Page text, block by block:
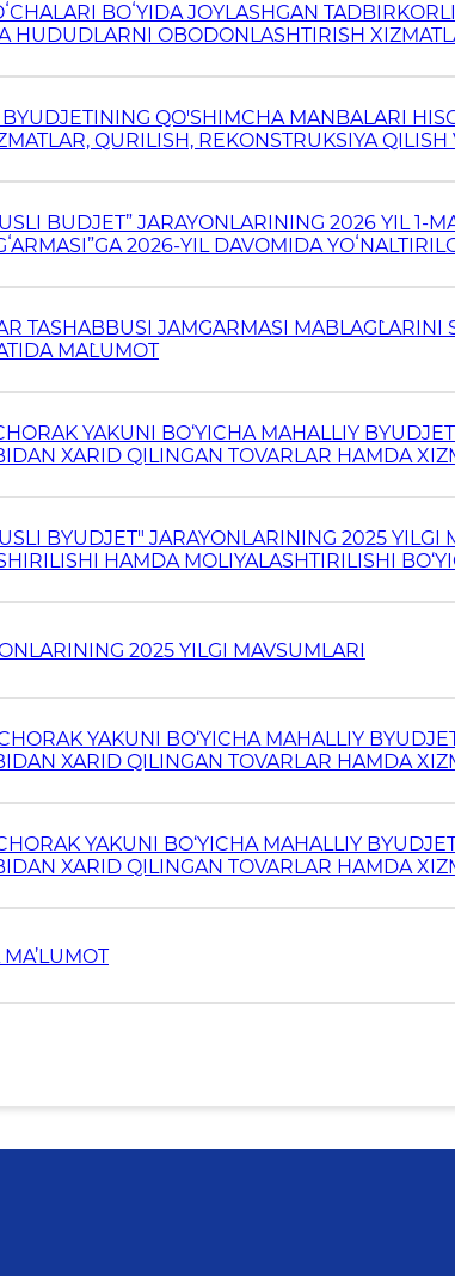
BOʻYIDA JOYLASHGAN
OBODONLASHTIRISH
QO'SHIMCHA MANBALARI
QURILISH, REKONSTRUKSIYA QILISH
BUDJET” JARAYONLARINING 2026 YIL 1-
2026-YIL DAVOMIDA
TASHABBUSI JAMG`ARMASI MABLAG`LARINI
MA`LUMOT
YAKUNI BO‘YICHA MAHALLIY
XARID QILINGAN TOVARLAR HAMDA
BYUDJET" JARAYONLARINING 2025 YILGI
HAMDA MOLIYALASHTIRILISHI
2025 YILGI MAVSUMLARI
YAKUNI BO‘YICHA MAHALLIY
XARID QILINGAN TOVARLAR HAMDA
YAKUNI BO‘YICHA MAHALLIY
XARID QILINGAN TOVARLAR HAMDA